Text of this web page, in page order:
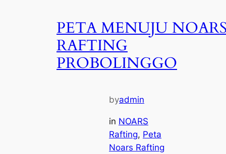
PETA MENUJU
RAFTING
PROBOLINGGO
byadmin
in NOARS
Rafting, Peta
Noars Rafting